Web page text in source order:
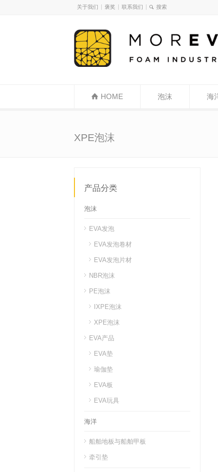
关于我们 褒奖 联系我们
HOME 泡沫 海
XPE泡沫
产品分类
泡沫
EVA发泡
EVA发泡卷材
EVA发泡片材
NBR泡沫
PE泡沫
IXPE泡沫
XPE泡沫
EVA产品
EVA垫
瑜伽垫
EVA板
EVA玩具
海洋
船舶地板与船舶甲板
牵引垫